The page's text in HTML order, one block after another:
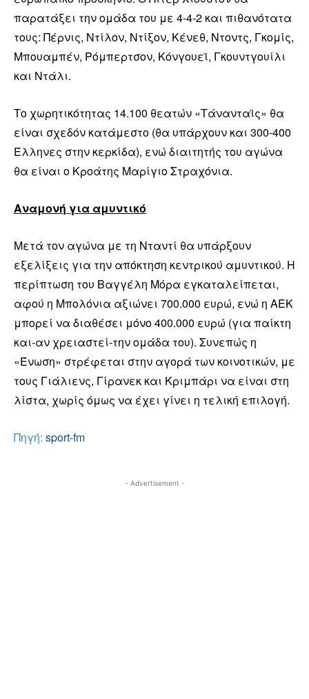
παρατάξει την ομάδα του με 4-4-2 και πιθανότατα
τους: Πέρνις, Ντίλον, Ντίξον, Κένεθ, Ντοντς, Γκομίς,
Μπουαμπέν, Ρόμπερτσον, Κόνγουεϊ, Γκουντγουίλι
και Ντάλι.
Το χωρητικότητας 14.100 θεατών «Τάνανταϊς» θα
είναι σχεδόν κατάμεστο (θα υπάρχουν και 300-400
Έλληνες στην κερκίδα), ενώ διαιτητής του αγώνα
θα είναι ο Κροάτης Μαρίγιο Στραχόνια.
Αναμονή για αμυντικό
Μετά τον αγώνα με τη Νταντί θα υπάρξουν
εξελίξεις για την απόκτηση κεντρικού αμυντικού. Η
περίπτωση του Βαγγέλη Μόρα εγκαταλείπεται,
αφού η Μπολόνια αξιώνει 700.000 ευρώ, ενώ η ΑΕΚ
μπορεί να διαθέσει μόνο 400.000 ευρώ (για παίκτη
και-αν χρειαστεί-την ομάδα του). Συνεπώς η
«Ένωση» στρέφεται στην αγορά των κοινοτικών, με
τους Γιάλιενς, Γίρανεκ και Κριμπάρι να είναι στη
λίστα, χωρίς όμως να έχει γίνει η τελική επιλογή.
Πηγή: sport-fm
- Advertisement -